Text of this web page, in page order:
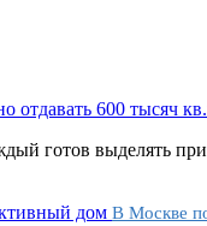
готов выделять
В Москве